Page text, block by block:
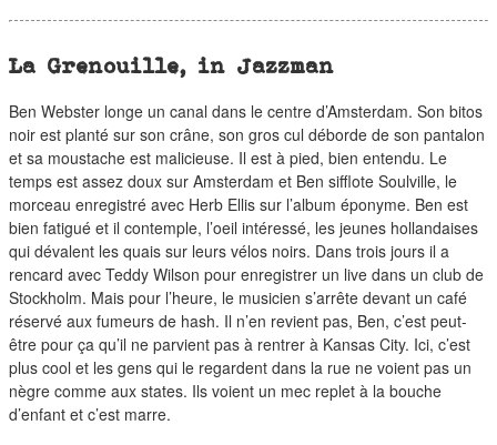
La Grenouille, in Jazzman
Ben Webster longe un canal dans le centre d’Amsterdam. Son bitos
noir est planté sur son crâne, son gros cul déborde de son pantalon
et sa moustache est malicieuse. Il est à pied, bien entendu. Le
temps est assez doux sur Amsterdam et Ben sifflote Soulville, le
morceau enregistré avec Herb Ellis sur l’album éponyme. Ben est
bien fatigué et il contemple, l’oeil intéressé, les jeunes hollandaises
qui dévalent les quais sur leurs vélos noirs. Dans trois jours il a
rencard avec Teddy Wilson pour enregistrer un live dans un club de
Stockholm. Mais pour l’heure, le musicien s’arrête devant un café
réservé aux fumeurs de hash. Il n’en revient pas, Ben, c’est peut-
être pour ça qu’il ne parvient pas à rentrer à Kansas City. Ici, c’est
plus cool et les gens qui le regardent dans la rue ne voient pas un
nègre comme aux states. Ils voient un mec replet à la bouche
d’enfant et c’est marre.